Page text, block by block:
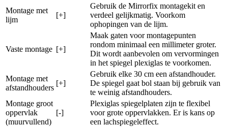
Montage met
lijm
[+]
Gebruik de Mirrorfix montagekit en
verdeel gelijkmatig. Voorkom
ophopingen van de lijm.
Vaste montage [+]
Maak gaten voor montagepunten
rondom minimaal een millimeter groter.
Dit wordt aanbevolen om vervormingen
in het spiegel plexiglas te voorkomen.
Montage met
afstandhouders
[+]
Gebruik elke 30 cm een afstandhouder.
De spiegel gaat bol staan bij gebruik van
te weinig afstandhouders.
Montage groot
oppervlak
(muurvullend)
[-]
Plexiglas spiegelplaten zijn te flexibel
voor grote oppervlakken. Er is kans op
een lachspiegeleffect.